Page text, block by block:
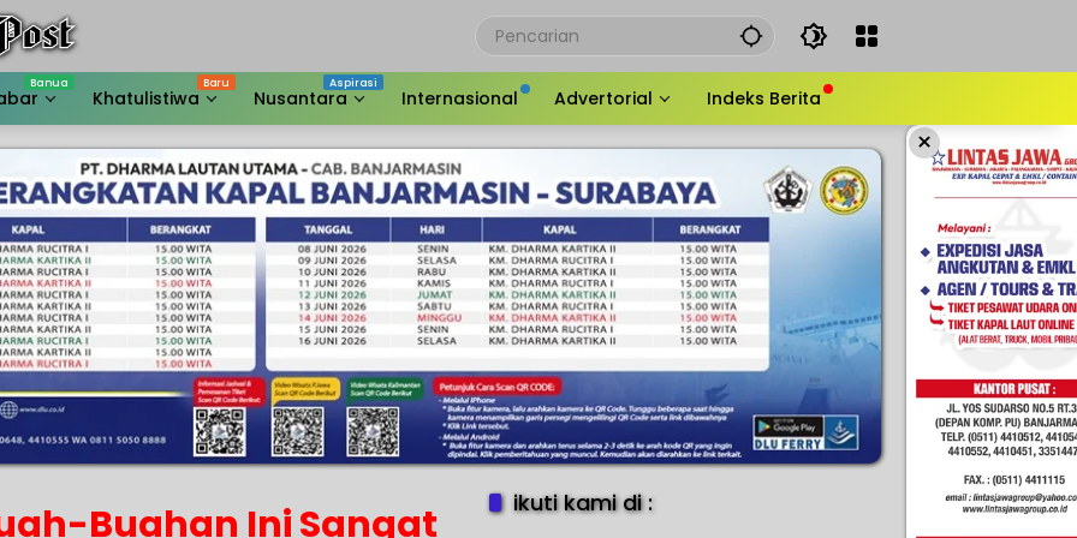
Khatulistiwa Nusantara Internasional Advertorial Indeks Berita
×
Buahan Ini Sangat
ikuti kami di :